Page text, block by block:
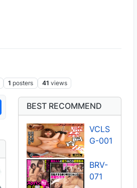
1 posters 41 views
BEST RECOMMEND
VCLS
G-001
BRV-
071